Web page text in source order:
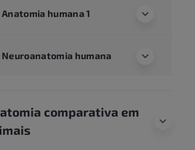
Anatomia humana 1
Neuroanatomia humana
comparativa em